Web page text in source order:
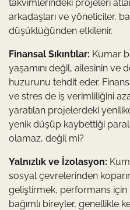
takvimlerindeki projeleri
arkadaşları ve yöneticiler,
düşüklüğünden etkilenir.
Finansal Sıkıntılar: Kumar
yaşamını değil, ailesinin ve
huzurunu tehdit eder.
ve stres de iş verimliliğini
yaratılan projelerdeki
yenik düşüp kaybettiği
olamaz, değil mi?
Yalnızlık ve İzolasyon:
sosyal çevrelerinden
geliştirmek, performans için
bağımlı bireyler, genellikle